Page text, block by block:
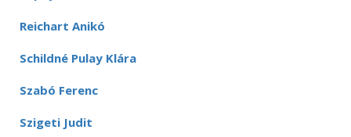
Reichart Anikó
Schildné Pulay Klára
Szabó Ferenc
Szigeti Judit